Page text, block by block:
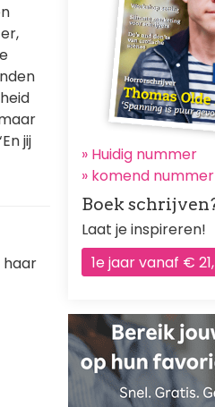
jij
haar
» Huidig nummer
» komend nummer
Boek
Laat je inspireren!
1e jaar vanaf €